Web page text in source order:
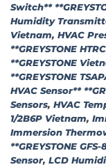
Switch**
Humidity
Vietnam, HVAC
**GREYSTONE
**GREYSTONE
**GREYSTONE
HVAC Sensor**
Sensors, HVAC
1/2B6P Vietnam,
Immersion
**GREYSTONE
Sensor, LCD